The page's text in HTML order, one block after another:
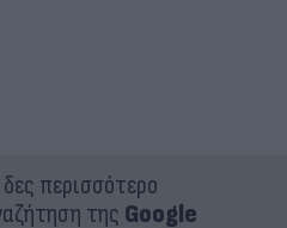
δες περισσότερο
της Google